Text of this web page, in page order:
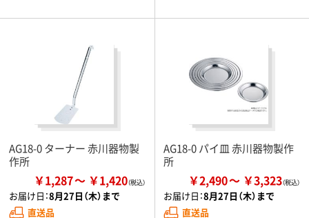
AG18-0 ターナー 赤川器物製
作所
￥1,287 ￥1,420
お届け日：8月27日（木）まで
直送品
AG18-0 パイ皿 赤川器物製作
所
￥2,490 ￥3,323
お届け日：8月27日（木）まで
直送品